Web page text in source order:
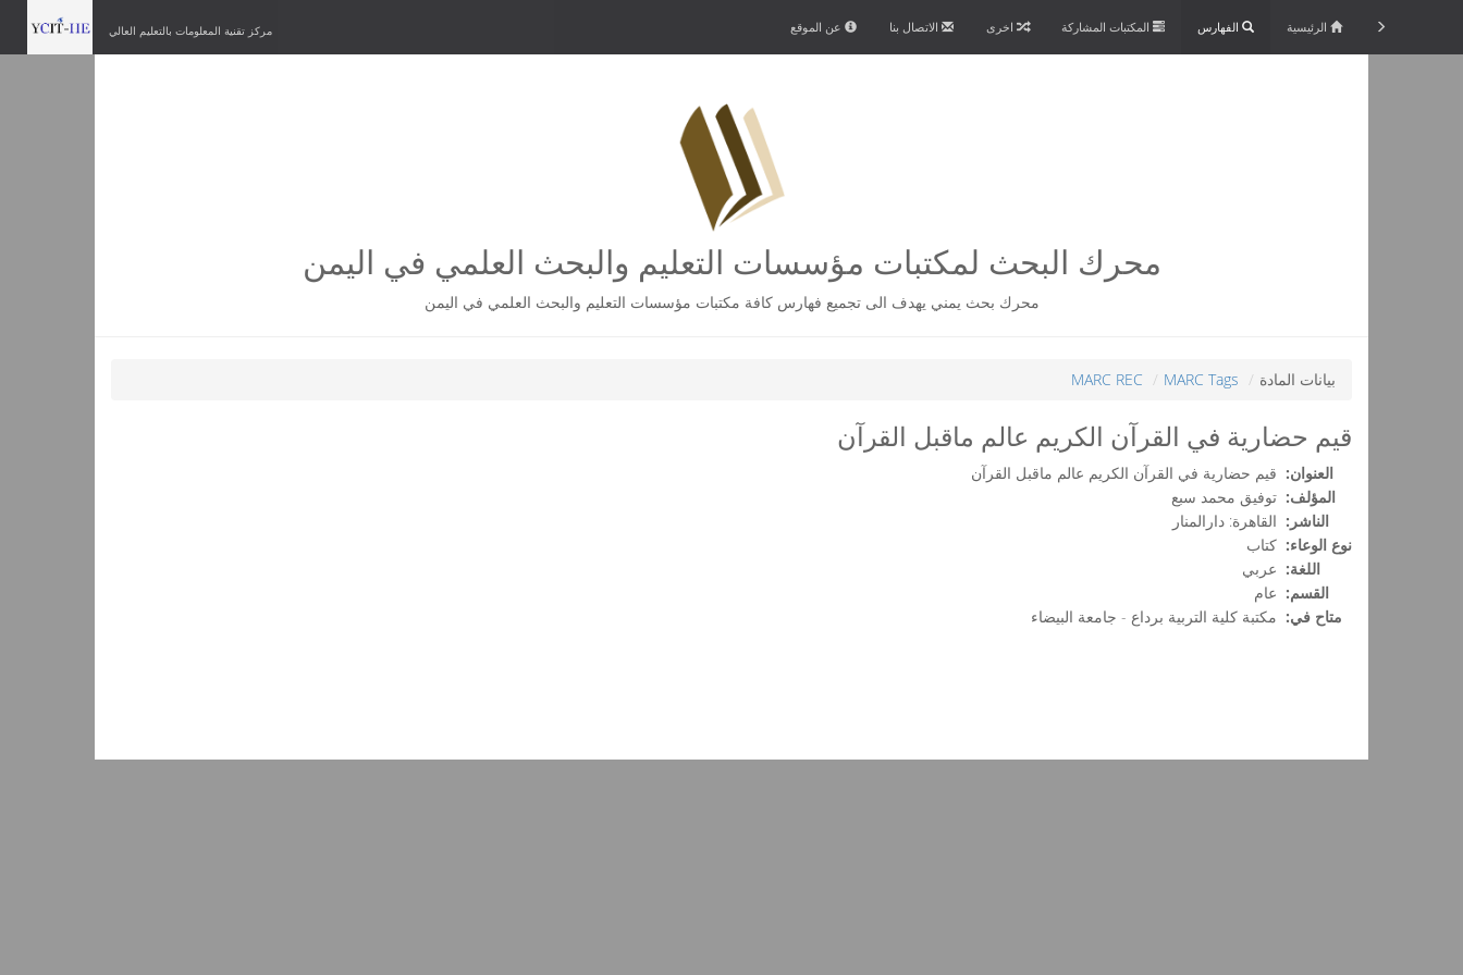
مركز تقنية المعلومات بالتعليم العالي عن الموقع الاتصال بنا اخرى المكتبات المشاركة الفهارس الرئيسية
محرك البحث لمكتبات مؤسسات التعليم والبحث العلمي في اليمن
محرك بحث يمني يهدف الى تجميع فهارس كافة مكتبات مؤسسات التعليم والبحث العلمي في اليمن
بيانات المادة MARC Tags
MARC REC
قيم حضارية في القرآن الكريم عالم ماقبل القرآن
العنوان: قيم حضارية في القرآن الكريم عالم ماقبل القرآن
المؤلف: توفيق محمد سبع
الناشر: القاهرة: دارالمنار
نوع الوعاء: كتاب
اللغة: عربي
القسم: عام
متاح في: مكتبة كلية التربية برداع - جامعة البيضاء